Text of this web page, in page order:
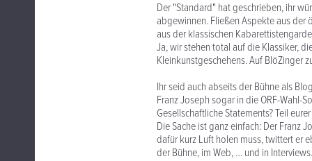
Der "Standard" hat geschrieben, ihr
abgewinnen. Fließen Aspekte aus der
aus der klassischen
Ja, wir stehen total auf die Klassiker,
Kleinkunstgeschehens. Auf BlöZinger
Ihr seid auch abseits der Bühne als
Franz Joseph sogar in die ORF-Wahl-
Gesellschaftliche Statements? Teil
Die Sache ist ganz einfach: Der Franz
dafür kurz Luft holen muss, twittert er
der Bühne, im Web, … und in Interviews.